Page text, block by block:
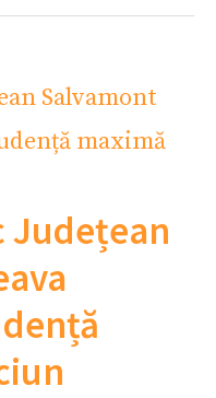
Județean